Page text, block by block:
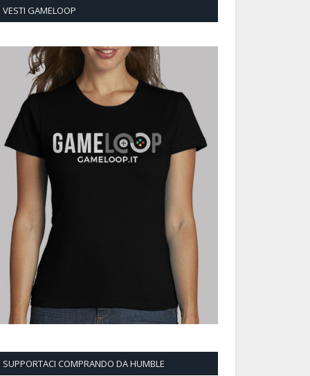
VESTI GAMELOOP
SUPPORTACI COMPRANDO DA HUMBLE